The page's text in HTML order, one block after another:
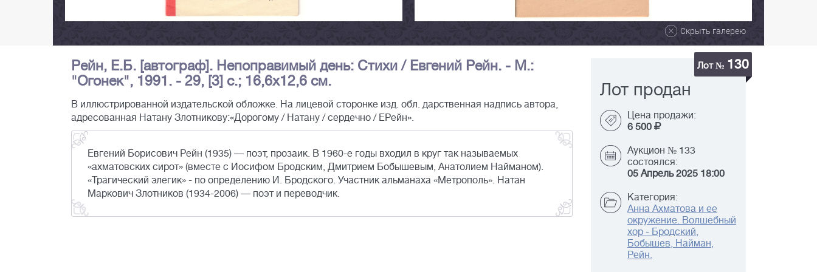
Скрыть галерею
Рейн, Е.Б. [автограф]. Непоправимый день: Стихи / Евгений Рейн. - М.:
"Огонек", 1991. - 29, [3] c.; 16,6х12,6 см.
В иллюстрированной издательской обложке. На лицевой сторонке изд. обл. дарственная надпись автора,
адресованная Натану Злотникову:«Дорогому / Натану / сердечно / ЕРейн».
Евгений Борисович Рейн (1935) — поэт, прозаик. В 1960-е годы входил в круг так называемых
«ахматовских сирот» (вместе с Иосифом Бродским, Дмитрием Бобышевым, Анатолием Найманом).
«Трагический элегик» - по определению И. Бродского. Участник альманаха «Метрополь». Натан
Маркович Злотников (1934-2006) — поэт и переводчик.
Лот № 130
Лот продан
Цена продажи:
6 500
Аукцион № 133
состоялся:
05 Апрель 2025 18:00
Категория:
Анна Ахматова и ее
окружение. Волшебный
хор - Бродский,
Бобышев, Найман,
Рейн.